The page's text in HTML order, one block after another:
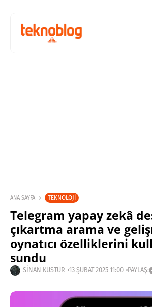
ANA SAYFA TEKNOLOJI
Telegram yapay zekâ
çıkartma arama ve
oynatıcı özelliklerini
sundu
SINAN KÜSTÜR 13 ŞUBAT 2025 11:00 PAYLAŞ: